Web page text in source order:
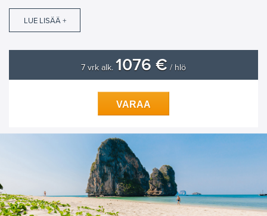
LUE LISÄÄ +
7 vrk alk. 1076 € / hlö
VARAA